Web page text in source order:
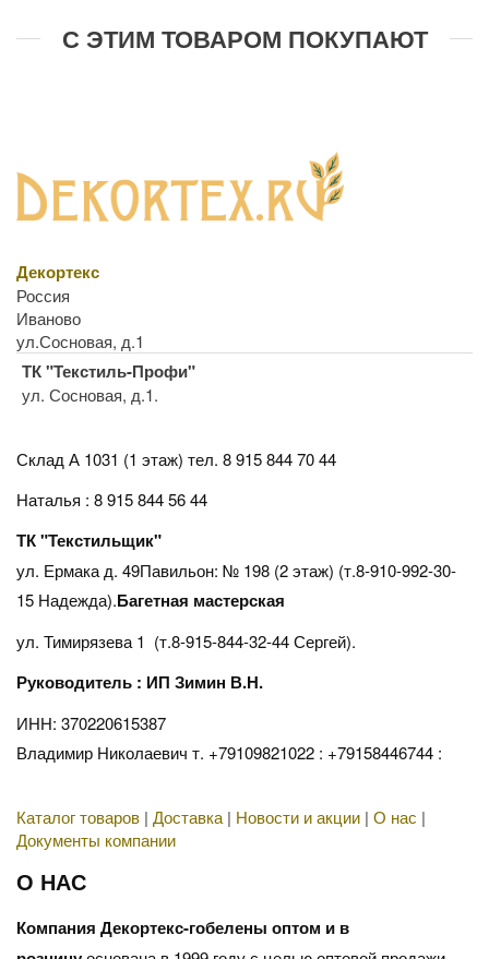
С ЭТИМ ТОВАРОМ ПОКУПАЮТ
Декортекс
Россия
Иваново
ул.Сосновая, д.1
ТК "Текстиль-Профи"
ул. Сосновая, д.1.
Склад А 1031 (1 этаж) тел. 8 915 844 70 44
Наталья : 8 915 844 56 44
ТК "Текстильщик"
ул. Ермака д. 49Павильон: № 198 (2 этаж) (т.8-910-992-30-
15 Надежда).Багетная мастерская
ул. Тимирязева 1 (т.8-915-844-32-44 Сергей).
Руководитель : ИП Зимин В.Н.
ИНН: 370220615387
Владимир Николаевич т. +79109821022 : +79158446744 :
Каталог товаров | Доставка| Новости и акции | О нас |
Документы компании
О НАС
Компания Декортекс-гобелены оптом и в